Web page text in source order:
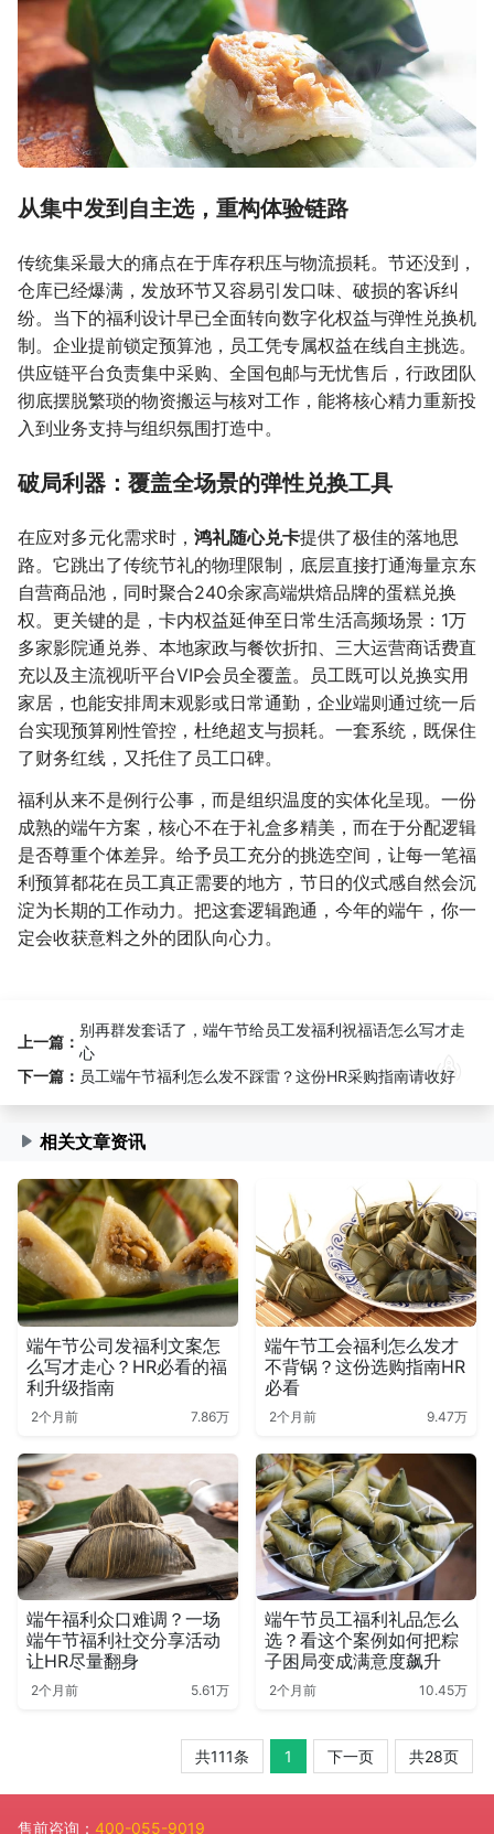
从集中发到自主选，重构体验链路
传统集采最大的痛点在于库存积压与物流损耗。节还没到，
仓库已经爆满，发放环节又容易引发口味、破损的客诉纠
纷。当下的福利设计早已全面转向数字化权益与弹性兑换机
制。企业提前锁定预算池，员工凭专属权益在线自主挑选。
供应链平台负责集中采购、全国包邮与无忧售后，行政团队
彻底摆脱繁琐的物资搬运与核对工作，能将核心精力重新投
入到业务支持与组织氛围打造中。
破局利器：覆盖全场景的弹性兑换工具
在应对多元化需求时， 鸿礼随心兑卡提供了极佳的落地思
路。它跳出了传统节礼的物理限制，底层直接打通海量京东
自营商品池，同时聚合240余家高端烘焙品牌的蛋糕兑换
权。更关键的是，卡内权益延伸至日常生活高频场景：1万
多家影院通兑券、本地家政与餐饮折扣、三大运营商话费直
充以及主流视听平台VIP会员全覆盖。员工既可以兑换实用
家居，也能安排周末观影或日常通勤，企业端则通过统一后
台实现预算刚性管控，杜绝超支与损耗。一套系统，既保住
了财务红线，又托住了员工口碑。
福利从来不是例行公事，而是组织温度的实体化呈现。一份
成熟的端午方案，核心不在于礼盒多精美，而在于分配逻辑
是否尊重个体差异。给予员工充分的挑选空间，让每一笔福
利预算都花在员工真正需要的地方，节日的仪式感自然会沉
淀为长期的工作动力。把这套逻辑跑通，今年的端午，你一
定会收获意料之外的团队向心力。
上一篇：
别再群发套话了，端午节给员工发福利祝福语怎么写才走
心
下一篇： 员工端午节福利怎么发不踩雷？这份HR采购指南请收好
相关文章资讯
端午节公司发福利文案怎
么写才走心？HR必看的福
利升级指南
2个月前 7.86万
端午节工会福利怎么发才
不背锅？这份选购指南HR
必看
2个月前 9.47万
端午福利众口难调？一场
端午节福利社交分享活动
让HR尽量翻身
2个月前 5.61万
端午节员工福利礼品怎么
选？看这个案例如何把粽
子困局变成满意度飙升
2个月前 10.45万
共111条 1 下一页 共28页
售前咨询： 400-055-9019